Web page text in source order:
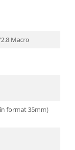
Macro
format 35mm)